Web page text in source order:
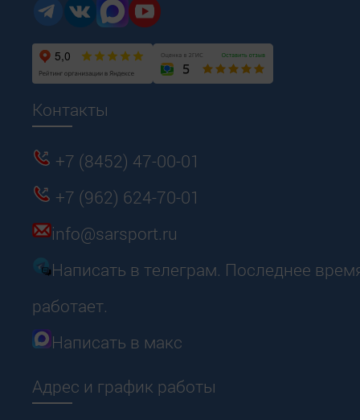
Контакты
+7 (8452) 47-00-01
+7 (962) 624-70-01
info@sarsport.ru
Написать в телеграм. Последнее
работает.
Написать в макс
Адрес и график работы